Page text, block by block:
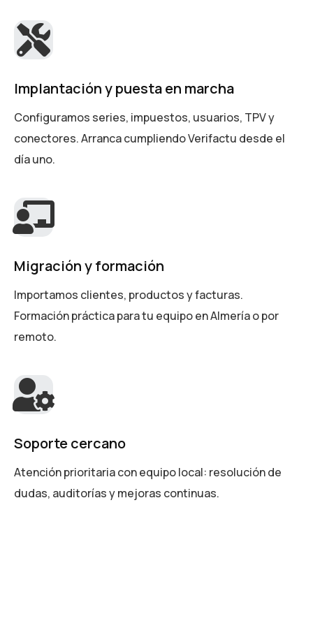
Implantación y puesta en marcha
Configuramos series, impuestos, usuarios, TPV y
conectores. Arranca cumpliendo Verifactu desde el
día uno.
Migración y formación
Importamos clientes, productos y facturas.
Formación práctica para tu equipo en Almería o por
remoto.
Soporte cercano
Atención prioritaria con equipo local: resolución de
dudas, auditorías y mejoras continuas.